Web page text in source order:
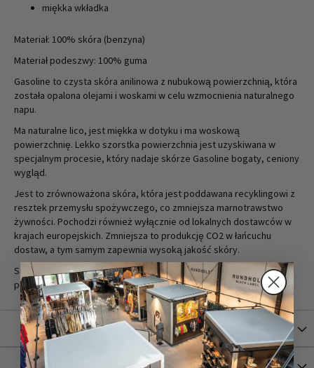
miękka wkładka
Materiał: 100% skóra (benzyna)
Materiał podeszwy: 100% guma
Gasoline to czysta skóra anilinowa z nubukową powierzchnią, która
została opalona olejami i woskami w celu wzmocnienia naturalnego
napu.
Ma naturalne lico, jest miękka w dotyku i ma woskową
powierzchnię. Lekko szorstka powierzchnia jest uzyskiwana w
specjalnym procesie, który nadaje skórze Gasoline bogaty, ceniony
wygląd.
Jest to zrównoważona skóra, która jest poddawana recyklingowi z
resztek przemysłu spożywczego, co zmniejsza marnotrawstwo
żywności. Pochodzi również wyłącznie od lokalnych dostawców w
krajach europejskich. Zmniejsza to produkcję CO2 w łańcuchu
dostaw, a tym samym zapewnia wysoką jakość skóry.
Są to naturalne skóry bez plastyfikatorów i wykończone
produktami na bazie wody, aby zmniejszyć zużycie chemikaliów.
Więcej informacji